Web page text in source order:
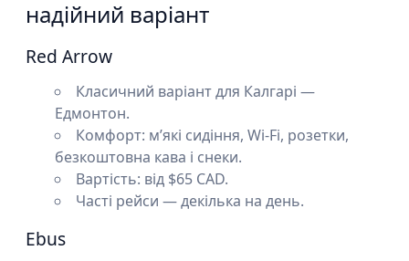
надійний варіант
Red Arrow
Класичний варіант для Калгарі —
Едмонтон.
Комфорт: м’які сидіння, Wi-Fi, розетки,
безкоштовна кава і снеки.
Вартість: від $65 CAD.
Часті рейси — декілька на день.
Ebus